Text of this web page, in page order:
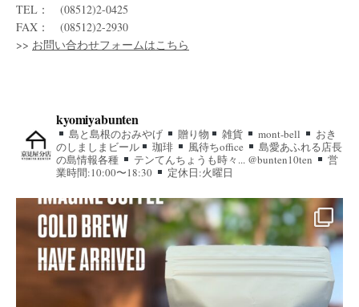
TEL： (08512)2-0425
FAX： (08512)2-2930
>> お問い合わせフォームはこちら
kyomiyabunten
島と島根のおみやげ 贈り物 雑貨 mont-bell
おき
のしましまビール
珈琲 風待ちoffice
島愛あふれる店長
の島情報各種
テンてんちょうも時々... @bunten10ten
営
業時間:10:00〜18:30
定休日:火曜日